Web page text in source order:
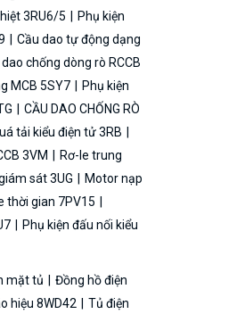
3RU6/5
Phụ kiện
Cầu dao tự động dạng
chống dòng rò RCCB
MCB 5SY7
Phụ kiện
CẦU DAO CHỐNG RÒ
tải kiểu điện tử 3RB
3VM
Rơ-le trung
sát 3UG
Motor nạp
thời gian 7PV15
Phụ kiện đấu nối kiểu
mặt tủ
Đồng hồ điện
hiệu 8WD42 Tủ điện